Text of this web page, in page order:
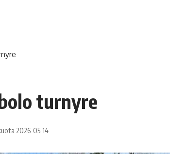
turnyre
2026-05-14